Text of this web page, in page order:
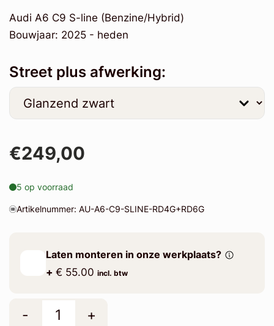
Audi A6 C9 S-line (Benzine/Hybrid)
Bouwjaar: 2025 - heden
Street plus afwerking:
€249,00
5 op voorraad
Artikelnummer: AU-A6-C9-SLINE-RD4G+RD6G
Laten monteren in onze werkplaats?
+ € 55.00 incl. btw
- +